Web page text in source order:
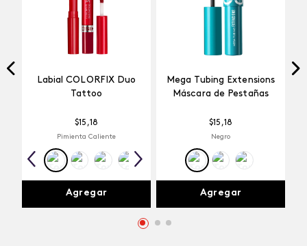
Labial COLORFIX Duo
Tattoo
$15 ,18
Pimienta Caliente
Agregar
Mega Tubing Extensions
Máscara de Pestañas
$15 ,18
Negro
Agregar